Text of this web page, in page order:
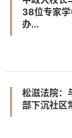
38位专家
办...
松滋法院：
部下沉社区